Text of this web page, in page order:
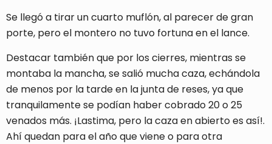
Se llegó a tirar un cuarto muflón, al parecer de gran
porte, pero el montero no tuvo fortuna en el lance.
Destacar también que por los cierres, mientras se
montaba la mancha, se salió mucha caza, echándola
de menos por la tarde en la junta de reses, ya que
tranquilamente se podían haber cobrado 20 o 25
venados más. ¡Lastima, pero la caza en abierto es así!.
Ahí quedan para el año que viene o para otra